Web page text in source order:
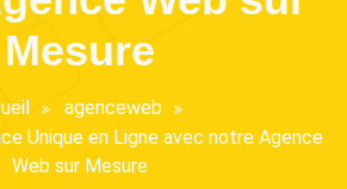
Mesure
agenceweb
Unique en Ligne avec notre Agence
Web sur Mesure